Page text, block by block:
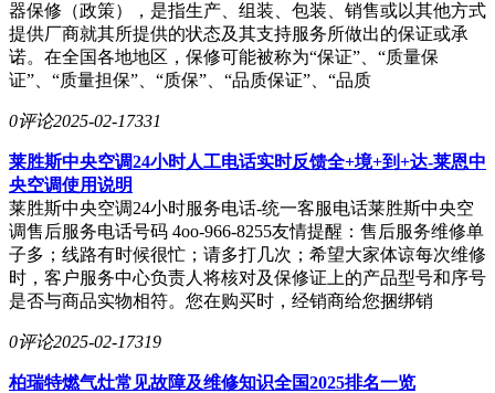
器保修（政策），是指生产、组装、包装、销售或以其他方式
提供厂商就其所提供的状态及其支持服务所做出的保证或承
诺。在全国各地地区，保修可能被称为“保证”、“质量保
证”、“质量担保”、“质保”、“品质保证”、“品质
0评论2025-02-17331
莱胜斯中央空调24小时人工电话实时反馈全+境+到+达-莱恩中
央空调使用说明
莱胜斯中央空调24小时服务电话-统一客服电话莱胜斯中央空
调售后服务电话号码 4oo-966-8255友情提醒：售后服务维修单
子多；线路有时候很忙；请多打几次；希望大家体谅每次维修
时，客户服务中心负责人将核对及保修证上的产品型号和序号
是否与商品实物相符。您在购买时，经销商给您捆绑销
0评论2025-02-17319
柏瑞特燃气灶常见故障及维修知识全国2025排名一览